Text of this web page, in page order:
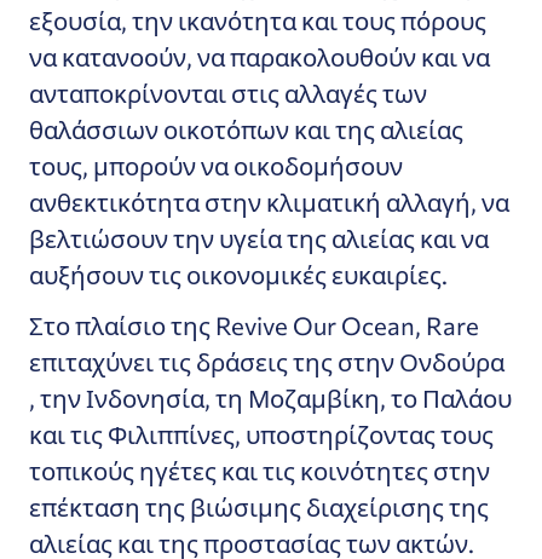
εξουσία, την ικανότητα και τους πόρους
να κατανοούν, να παρακολουθούν και να
ανταποκρίνονται στις αλλαγές των
θαλάσσιων οικοτόπων και της αλιείας
τους, μπορούν να οικοδομήσουν
ανθεκτικότητα στην κλιματική αλλαγή, να
βελτιώσουν την υγεία της αλιείας και να
αυξήσουν τις οικονομικές ευκαιρίες.
Στο πλαίσιο της Revive Our Ocean, Rare
επιταχύνει τις δράσεις της στην Ονδούρα
, την Ινδονησία, τη Μοζαμβίκη, το Παλάου
και τις Φιλιππίνες, υποστηρίζοντας τους
τοπικούς ηγέτες και τις κοινότητες στην
επέκταση της βιώσιμης διαχείρισης της
αλιείας και της προστασίας των ακτών.